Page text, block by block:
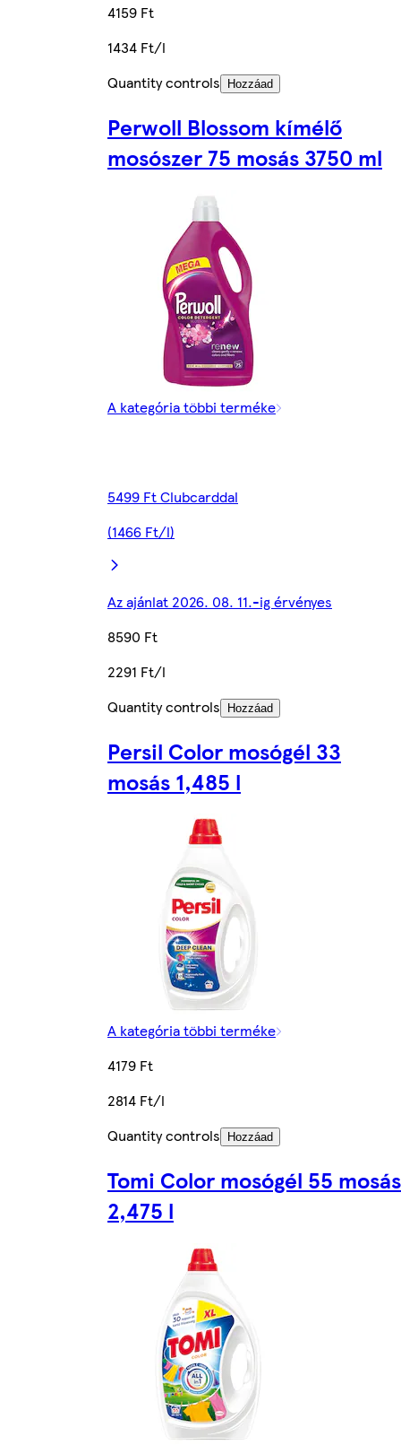
4159 Ft
1434 Ft/l
Quantity controls
Hozzáad
Perwoll Blossom kímélő
mosószer 75 mosás 3750 ml
A kategória többi terméke
5499 Ft Clubcarddal
(1466 Ft/l)
Az ajánlat 2026. 08. 11.-ig érvényes
8590 Ft
2291 Ft/l
Quantity controls
Hozzáad
Persil Color mosógél 33
mosás 1,485 l
A kategória többi terméke
4179 Ft
2814 Ft/l
Quantity controls
Hozzáad
Tomi Color mosógél 55 mosás
2,475 l